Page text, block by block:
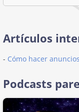
Artículos
- Cómo hacer
Podcasts